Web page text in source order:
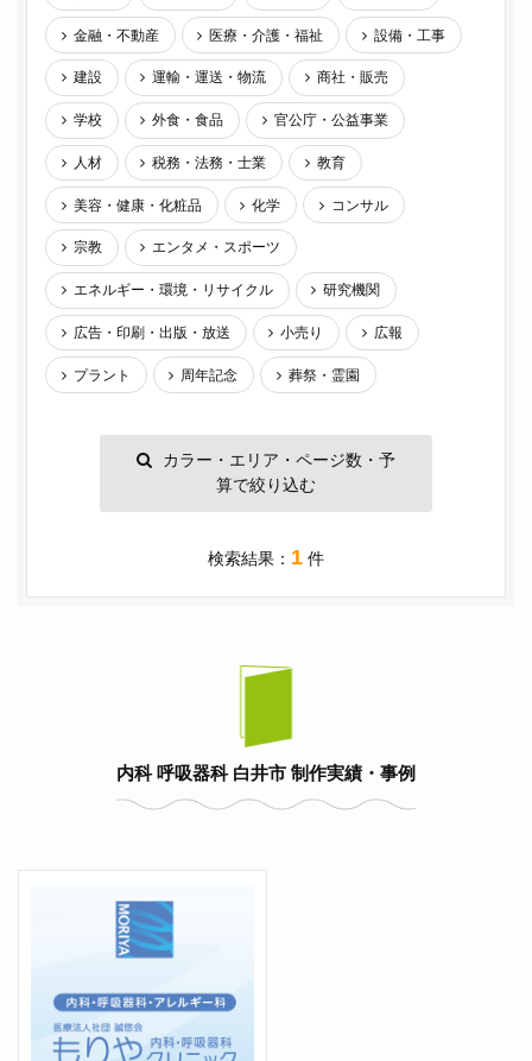
金融・不動産 医療・介護・福祉 設備・工事
建設 運輸・運送・物流 商社・販売
学校 外食・食品 官公庁・公益事業
人材 税務・法務・士業 教育
美容・健康・化粧品 化学 コンサル
宗教 エンタメ・スポーツ
エネルギー・環境・リサイクル 研究機関
広告・印刷・出版・放送 小売り 広報
プラント 周年記念 葬祭・霊園
カラー・エリア・ページ数・予
算で絞り込む
検索結果： 1 件
内科 呼吸器科 白井市 制作実績・事例